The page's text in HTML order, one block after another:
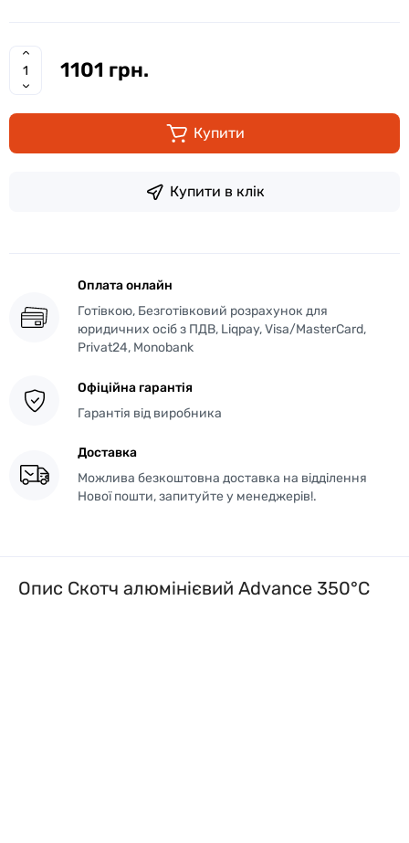
1101 грн.
Купити
Купити в клік
Оплата онлайн
Готівкою, Безготівковий розрахунок для
юридичних осіб з ПДВ, Liqpay, Visa/MasterCard,
Privat24, Monobank
Офіційна гарантія
Гарантія від виробника
Доставка
Можлива безкоштовна доставка на відділення
Нової пошти, запитуйте у менеджерів!.
Опис Скотч алюмінієвий Advance 350°C